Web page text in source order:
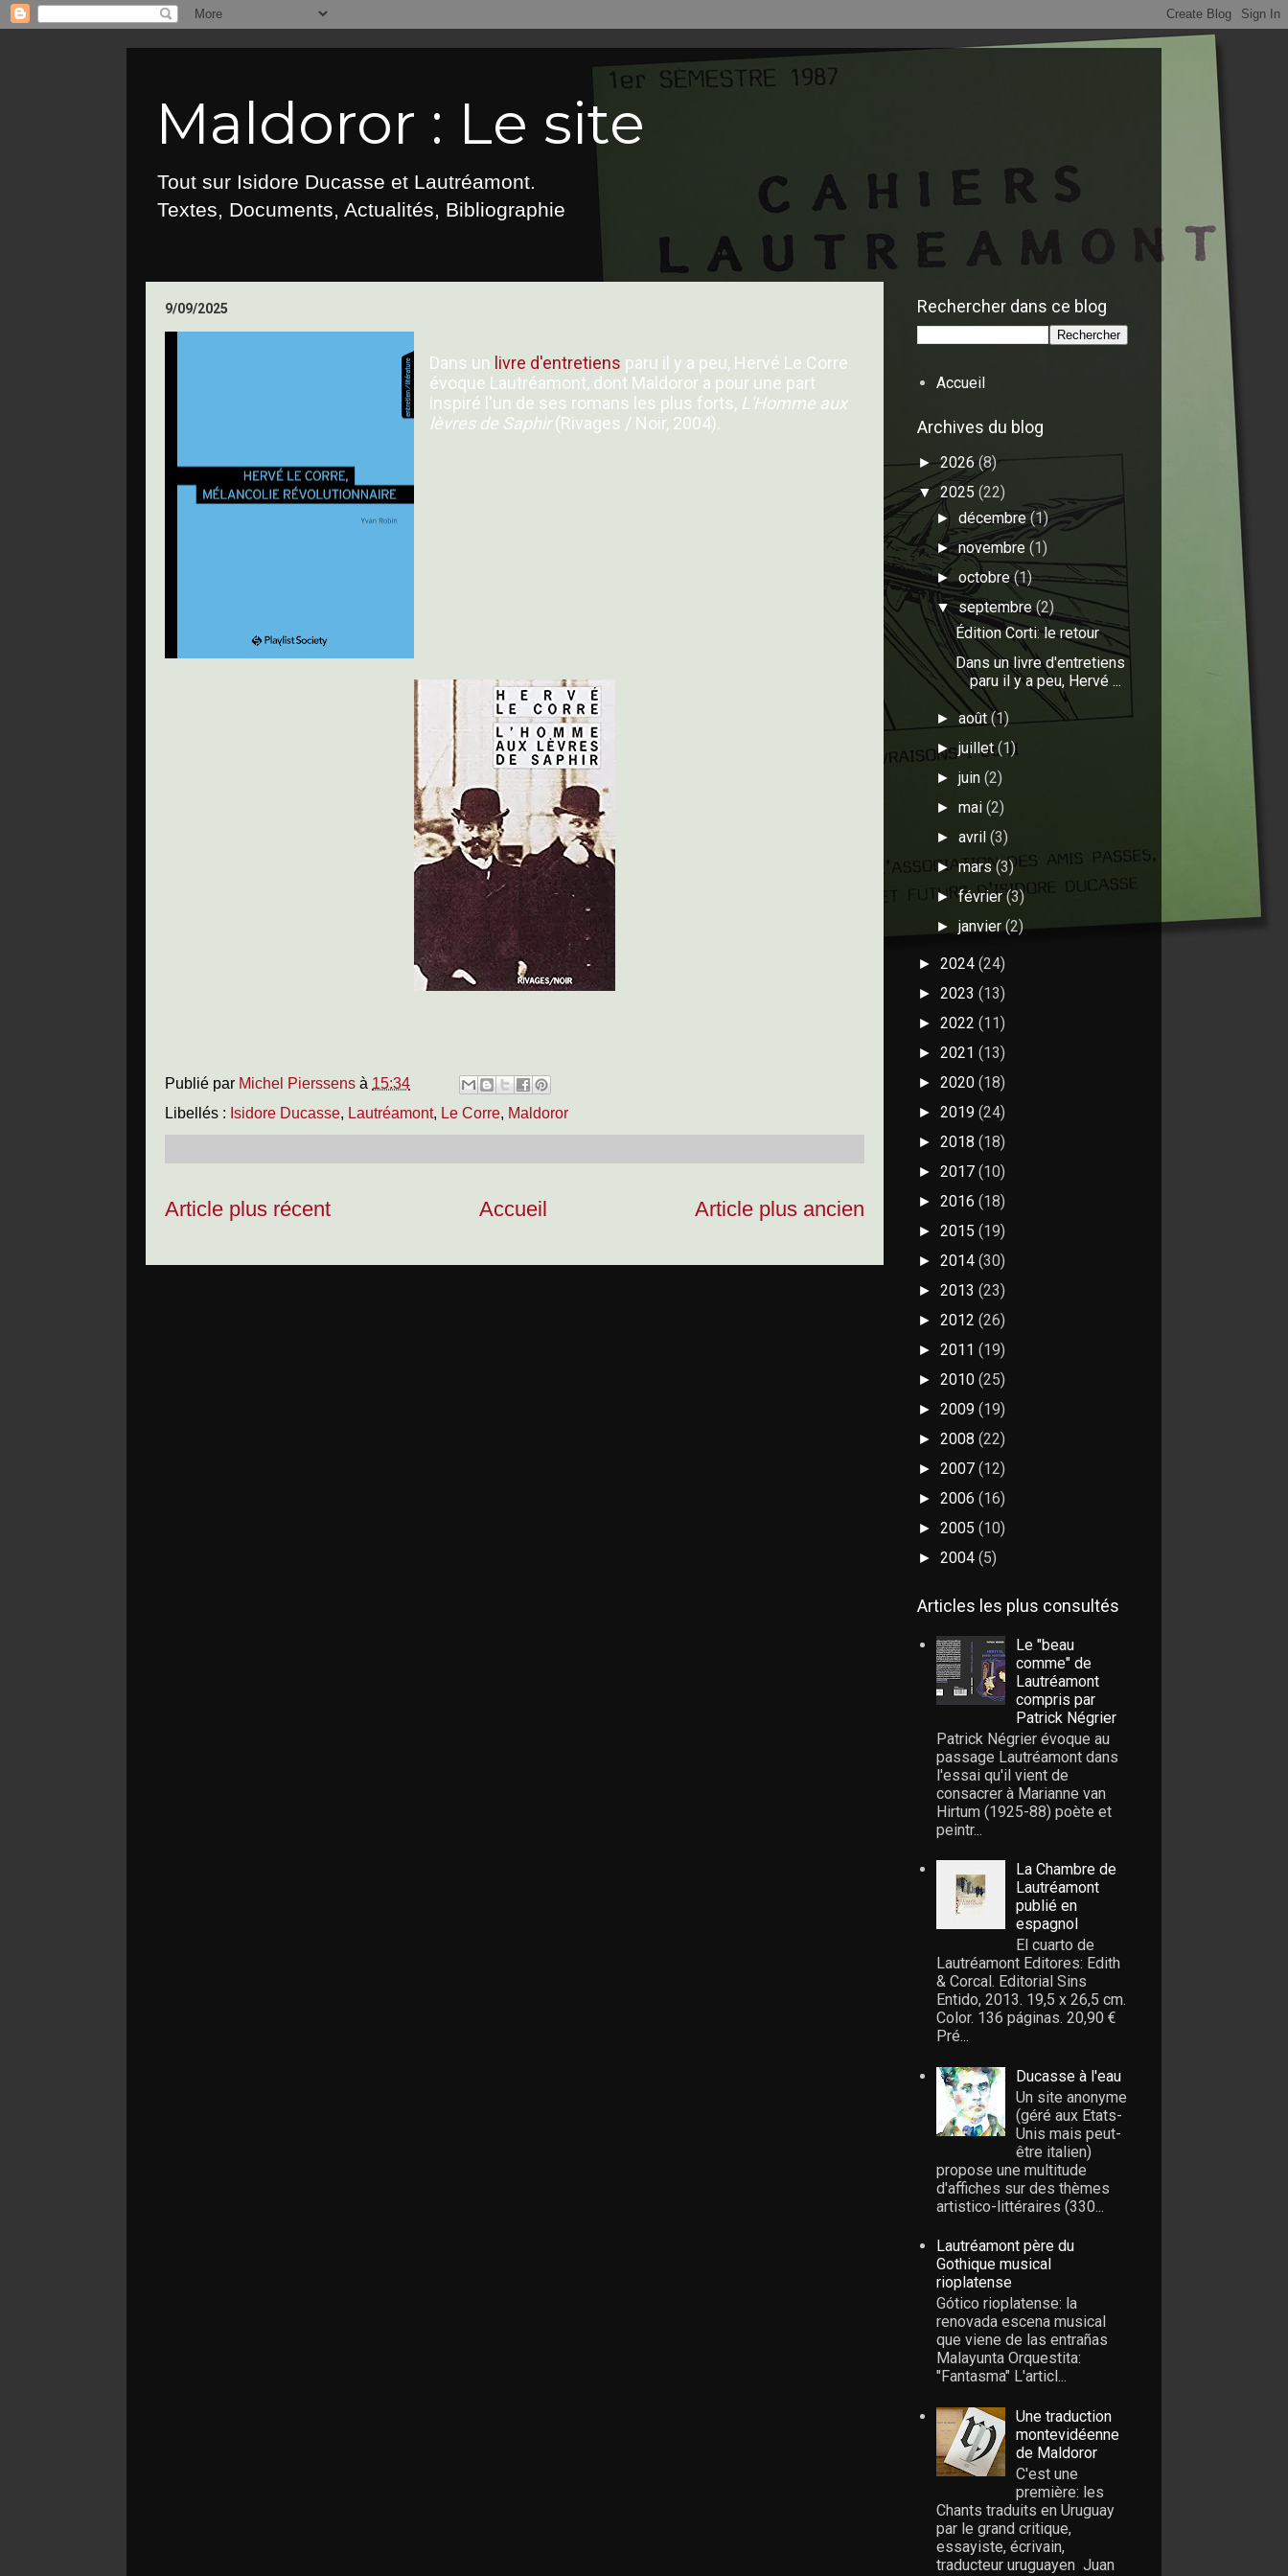
Maldoror : Le site
Tout sur Isidore Ducasse et Lautréamont.
Textes, Documents, Actualités, Bibliographie
9/09/2025
Dans un livre d'entretiens paru il y a peu, Hervé Le Corre
évoque Lautréamont, dont Maldoror a pour une part
inspiré l'un de ses romans les plus forts, L'Homme aux
lèvres de Saphir(Rivages / Noir, 2004).
Publié par Michel Pierssens à 15:34
Libellés : Isidore Ducasse, Lautréamont, Le Corre, Maldoror
Article plus récent Article plus ancien
Accueil
Rechercher dans ce blog
Accueil
Archives du blog
►2026(8)
▼2025 (22)
►décembre(1)
►novembre(1)
►octobre(1)
▼septembre(2)
Édition Corti: le retour
Dans un livre d'entretiens
paru il y a peu, Hervé ...
►août(1)
►juillet(1)
►juin(2)
►mai(2)
►avril(3)
►mars(3)
►février(3)
►janvier(2)
► 2024 (24)
► 2023 (13)
► 2022 (11)
► 2021 (13)
► 2020 (18)
► 2019 (24)
► 2018 (18)
► 2017 (10)
► 2016 (18)
► 2015 (19)
► 2014 (30)
► 2013 (23)
► 2012 (26)
► 2011 (19)
► 2010 (25)
► 2009 (19)
► 2008 (22)
► 2007 (12)
► 2006 (16)
► 2005 (10)
► 2004 (5)
Articles les plus consultés
Le "beau
comme" de
Lautréamont
compris par
Patrick Négrier
Patrick Négrier évoque au
passage Lautréamont dans
l'essai qu'il vient de
consacrer à Marianne van
Hirtum (1925-88) poète et
peintr...
La Chambre de
Lautréamont
publié en
espagnol
El cuarto de
Lautréamont Editores: Edith
& Corcal. Editorial Sins
Entido, 2013. 19,5 x 26,5 cm.
Color. 136 páginas. 20,90 €
Pré...
Ducasse à l'eau
Un site anonyme
(géré aux Etats-
Unis mais peut-
être italien)
propose une multitude
d'affiches sur des thèmes
artistico-littéraires (330...
Lautréamont père du
Gothique musical
rioplatense
Gótico rioplatense: la
renovada escena musical
que viene de las entrañas
Malayunta Orquestita:
"Fantasma" L'articl...
Une traduction
montevidéenne
de Maldoror
C'est une
première: les
Chants traduits en Uruguay
par le grand critique,
essayiste, écrivain,
traducteur uruguayen Juan